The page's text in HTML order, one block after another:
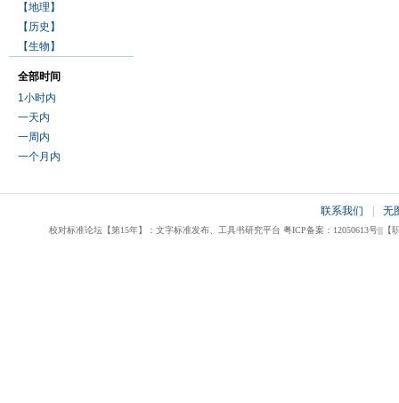
【地理】
【历史】
【生物】
全部时间
1小时内
一天内
一周内
一个月内
联系我们 无
校对标准论坛【第15年】：文字标准发布、工具书研究平台 粤ICP备案：12050613号|||【